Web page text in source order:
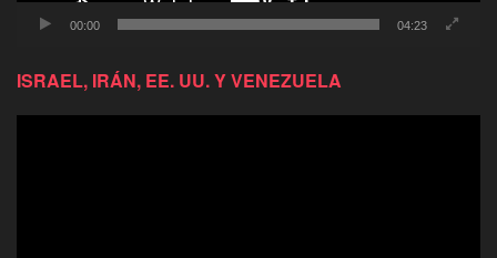
00:00 04:23
ISRAEL, IRÁN, EE. UU. Y VENEZUELA